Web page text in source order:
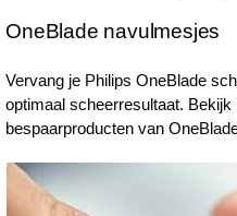
OneBlade navulmesjes
Vervang je Philips OneBlade
optimaal scheerresultaat. Bekijk
bespaarproducten van